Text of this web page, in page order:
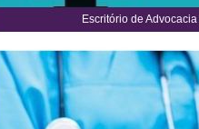
Escritório de